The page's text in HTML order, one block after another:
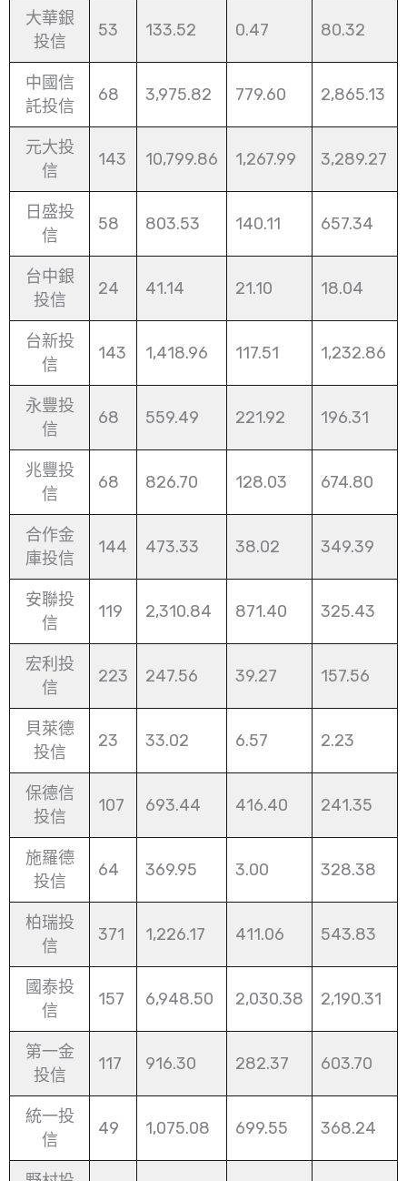
大華銀
投信
53 133.52 0.47 80.32
中國信
託投信
68 3,975.82 779.60 2,865.13
元大投
信
143 10,799.86 1,267.99 3,289.27
日盛投
信
58 803.53 140.11 657.34
台中銀
投信
24 41.14 21.10 18.04
台新投
信
143 1,418.96 117.51 1,232.86
永豐投
信
68 559.49 221.92 196.31
兆豐投
信
68 826.70 128.03 674.80
合作金
庫投信
144 473.33 38.02 349.39
安聯投
信
119 2,310.84 871.40 325.43
宏利投
信
223 247.56 39.27 157.56
貝萊德
投信
23 33.02 6.57 2.23
保德信
投信
107 693.44 416.40 241.35
施羅德
投信
64 369.95 3.00 328.38
柏瑞投
信
371 1,226.17 411.06 543.83
國泰投
信
157 6,948.50 2,030.38 2,190.31
第一金
投信
117 916.30 282.37 603.70
統一投
信
49 1,075.08 699.55 368.24